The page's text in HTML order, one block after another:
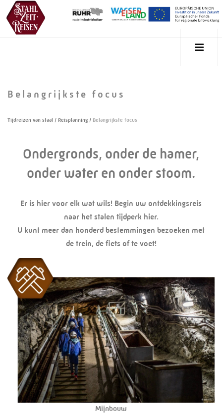
Belangrijkste focus
Tijdreizen van staal / Reisplanning / Belangrijkste focus
Ondergronds, onder de hamer,
onder water en onder stoom.
Er is hier voor elk wat wils! Begin uw ontdekkingsreis
naar het stalen tijdperk hier.
U kunt meer dan honderd bestemmingen bezoeken met
de trein, de fiets of te voet!
Mijnbouw